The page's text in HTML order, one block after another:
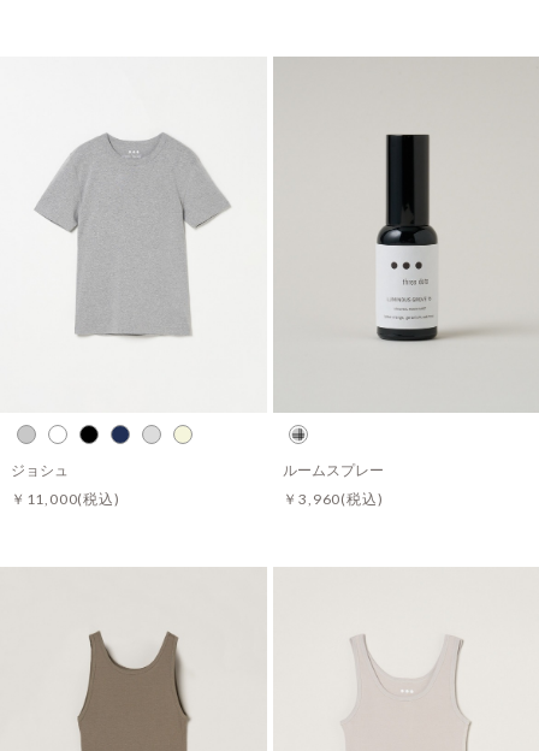
ジョシュ
￥11,000(税込)
ルームスプレー
￥3,960(税込)